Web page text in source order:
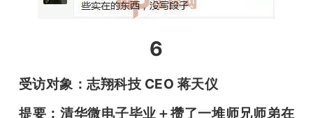
6
受访对象：志翔科技 CEO 蒋天仪
提要：清华微电子毕业＋攒了一堆师兄师弟在